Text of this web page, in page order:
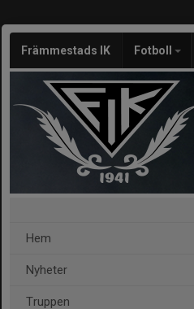
Främmestads IK Fotboll
Hem
Nyheter
Truppen